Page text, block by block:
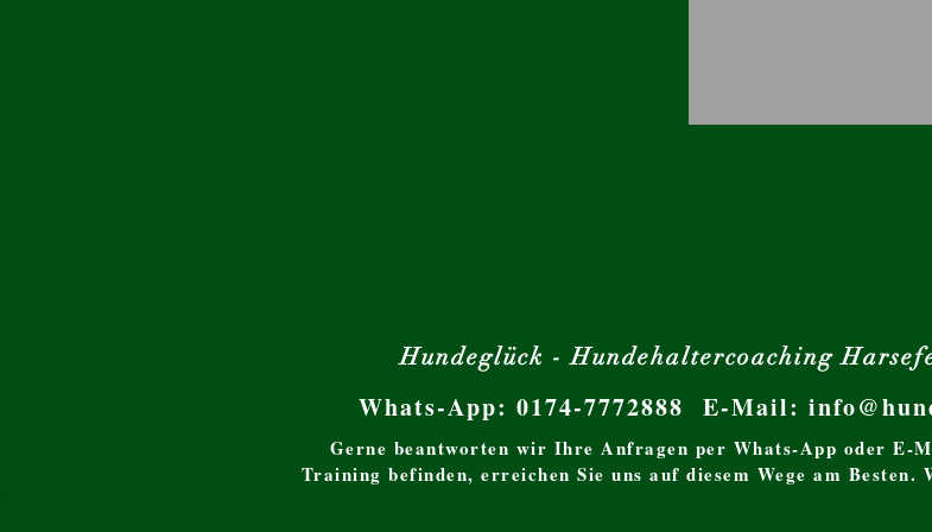
Hundeglück - Hundehaltercoaching
Whats-App: 0174-7772888 E-Mail:
Gerne beantworten wir Ihre Anfragen per Whats-App oder E-
Training befinden, erreichen Sie uns auf diesem Wege am